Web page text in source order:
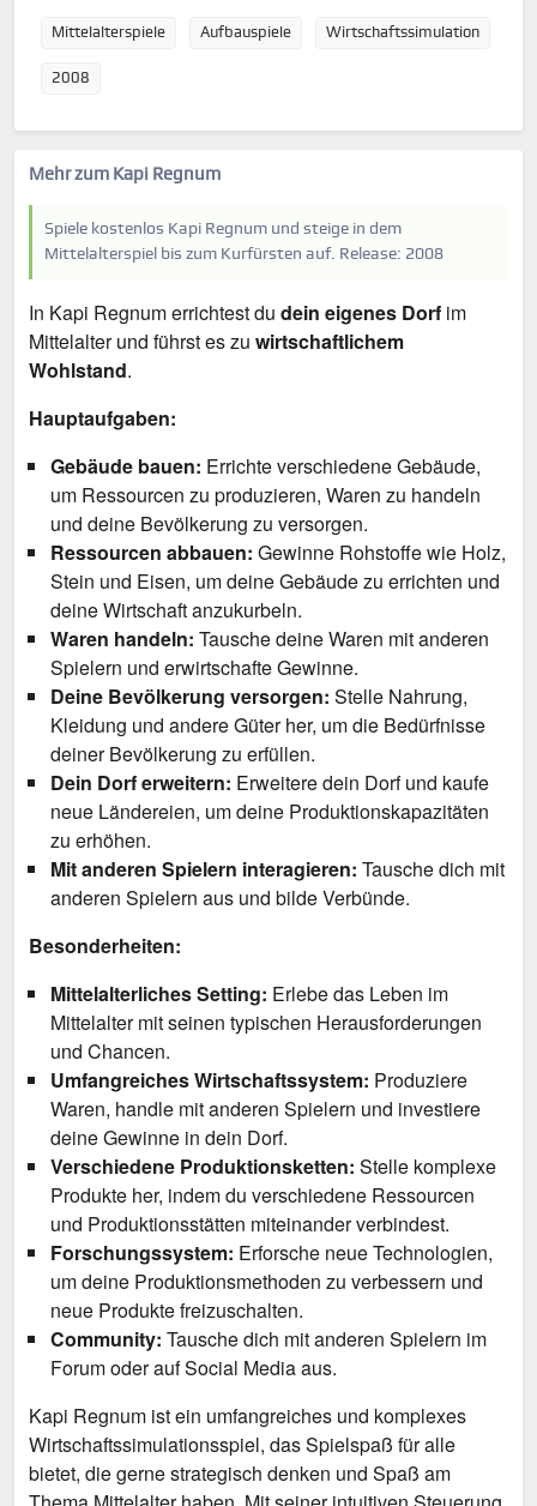
Mittelalterspiele Aufbauspiele Wirtschaftssimulation
2008
Mehr zum Kapi Regnum
Spiele kostenlos Kapi Regnum und steige in dem
Mittelalterspiel bis zum Kurfürsten auf. Release: 2008
In Kapi Regnum errichtest du dein eigenes Dorf im
Mittelalter und führst es zu wirtschaftlichem
Wohlstand.
Hauptaufgaben:
Gebäude bauen: Errichte verschiedene Gebäude,
um Ressourcen zu produzieren, Waren zu handeln
und deine Bevölkerung zu versorgen.
Ressourcen abbauen: Gewinne Rohstoffe wie Holz,
Stein und Eisen, um deine Gebäude zu errichten und
deine Wirtschaft anzukurbeln.
Waren handeln: Tausche deine Waren mit anderen
Spielern und erwirtschafte Gewinne.
Deine Bevölkerung versorgen: Stelle Nahrung,
Kleidung und andere Güter her, um die Bedürfnisse
deiner Bevölkerung zu erfüllen.
Dein Dorf erweitern: Erweitere dein Dorf und kaufe
neue Ländereien, um deine Produktionskapazitäten
zu erhöhen.
Mit anderen Spielern interagieren: Tausche dich mit
anderen Spielern aus und bilde Verbünde.
Besonderheiten:
Mittelalterliches Setting: Erlebe das Leben im
Mittelalter mit seinen typischen Herausforderungen
und Chancen.
Umfangreiches Wirtschaftssystem: Produziere
Waren, handle mit anderen Spielern und investiere
deine Gewinne in dein Dorf.
Verschiedene Produktionsketten: Stelle komplexe
Produkte her, indem du verschiedene Ressourcen
und Produktionsstätten miteinander verbindest.
Forschungssystem: Erforsche neue Technologien,
um deine Produktionsmethoden zu verbessern und
neue Produkte freizuschalten.
Community: Tausche dich mit anderen Spielern im
Forum oder auf Social Media aus.
Kapi Regnum ist ein umfangreiches und komplexes
Wirtschaftssimulationsspiel, das Spielspaß für alle
bietet, die gerne strategisch denken und Spaß am